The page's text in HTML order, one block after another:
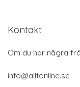
Kontakt
Om du har några
info@alltonline.se